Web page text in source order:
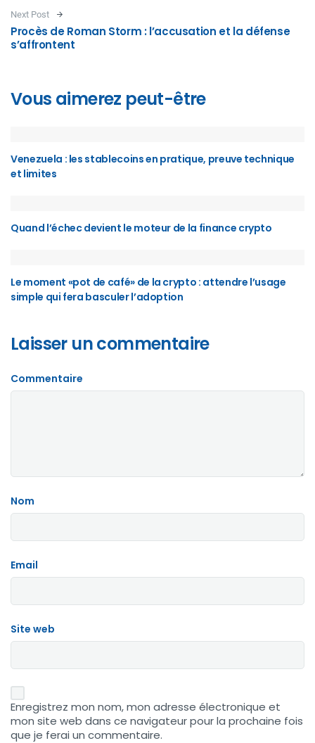
Next Post
Procès de Roman Storm : l’accusation et la défense
s’affrontent
Vous aimerez peut-être
Venezuela : les stablecoins en pratique, preuve technique
et limites
Quand l’échec devient le moteur de la finance crypto
Le moment «pot de café» de la crypto : attendre l’usage
simple qui fera basculer l’adoption
Laisser un commentaire
Commentaire
Nom
Email
Site web
Enregistrez mon nom, mon adresse électronique et
mon site web dans ce navigateur pour la prochaine fois
que je ferai un commentaire.